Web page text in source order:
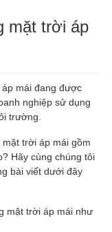
mặt trời áp
mái đang được
nghiệp sử dụng
trường.
trời áp mái gồm
Hãy cùng chúng tôi
bài viết dưới đây
mặt trời áp mái như